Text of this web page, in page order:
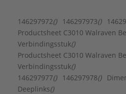
146297972() 146297973()
Productsheet C3010 Walraven
Verbindingsstuk()
Productsheet C3010 Walraven
Verbindingsstuk()
146297977() 146297978()
Deeplinks()